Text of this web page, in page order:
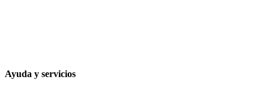
Ayuda y servicios